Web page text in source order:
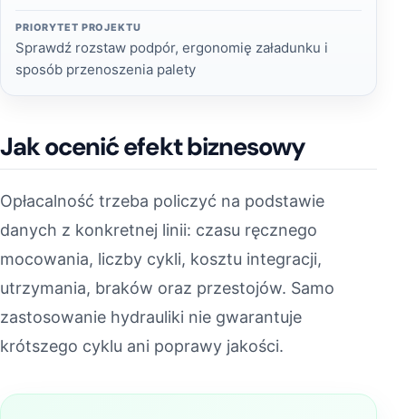
PRIORYTET PROJEKTU
Sprawdź rozstaw podpór, ergonomię załadunku i
sposób przenoszenia palety
Jak ocenić efekt biznesowy
Opłacalność trzeba policzyć na podstawie
danych z konkretnej linii: czasu ręcznego
mocowania, liczby cykli, kosztu integracji,
utrzymania, braków oraz przestojów. Samo
zastosowanie hydrauliki nie gwarantuje
krótszego cyklu ani poprawy jakości.